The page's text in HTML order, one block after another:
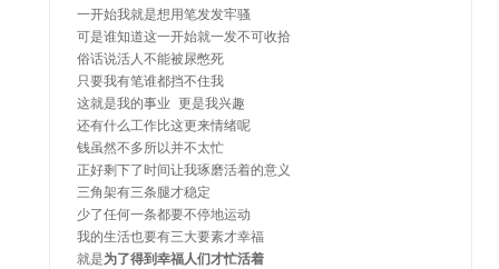
一开始我就是想用笔发发牢骚
可是谁知道这一开始就一发不可收拾
俗话说活人不能被尿憋死
只要我有笔谁都挡不住我
这就是我的事业 更是我兴趣
还有什么工作比这更来情绪呢
钱虽然不多所以并不太忙
正好剩下了时间让我琢磨活着的意义
三角架有三条腿才稳定
少了任何一条都要不停地运动
我的生活也要有三大要素才幸福
就是为了得到幸福人们才忙活着